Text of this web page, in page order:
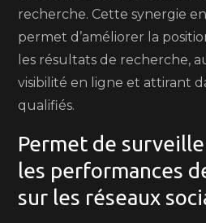
recherche. Cette synergie
permet d’améliorer la
les résultats de recherche,
visibilité en ligne et attirant
qualifiés.
Permet de
les performances
sur les réseaux